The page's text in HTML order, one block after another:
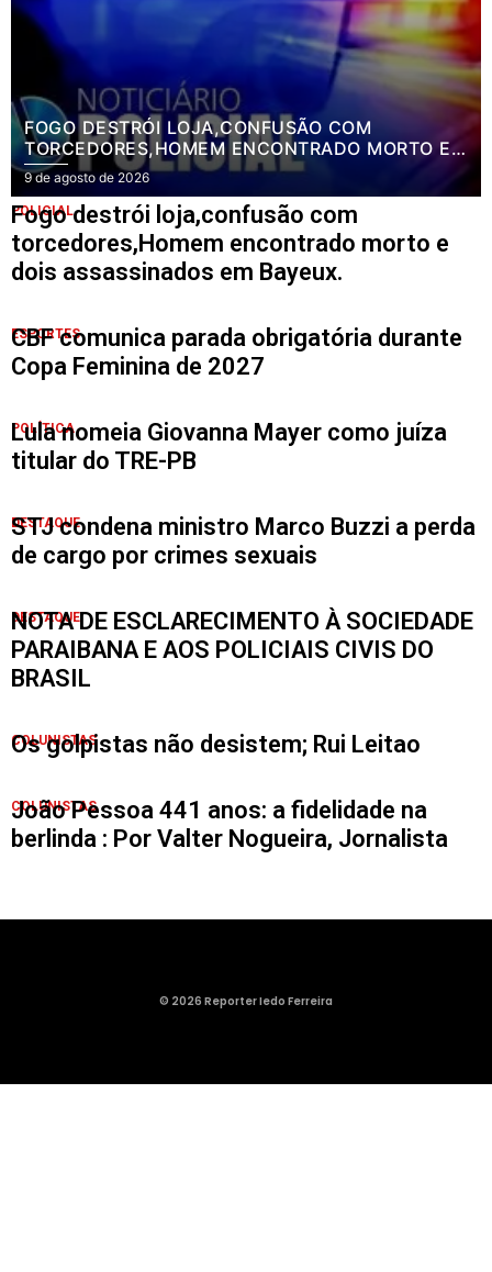
FOGO DESTRÓI LOJA,CONFUSÃO COM
TORCEDORES,HOMEM ENCONTRADO MORTO E
DOIS ASSASSINADOS EM BAYEUX.
9 de agosto de 2026
POLICIAL
Fogo destrói loja,confusão com
torcedores,Homem encontrado morto e
dois assassinados em Bayeux.
ESPORTES
CBF comunica parada obrigatória durante
Copa Feminina de 2027
POLÍTICA
Lula nomeia Giovanna Mayer como juíza
titular do TRE-PB
DESTAQUE
STJ condena ministro Marco Buzzi a perda
de cargo por crimes sexuais
DESTAQUE
NOTA DE ESCLARECIMENTO À SOCIEDADE
PARAIBANA E AOS POLICIAIS CIVIS DO
BRASIL
COLUNISTAS
Os golpistas não desistem; Rui Leitao
COLUNISTAS
João Pessoa 441 anos: a fidelidade na
berlinda : Por Valter Nogueira, Jornalista
© 2026 Reporter Iedo Ferreira